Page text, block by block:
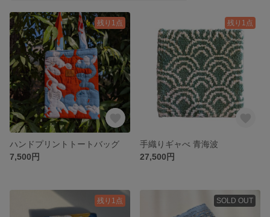
残り1点
ハンドプリントトートバッグ
7,500円
残り1点
手織りギャべ 青海波
27,500円
残り1点 SOLD OUT